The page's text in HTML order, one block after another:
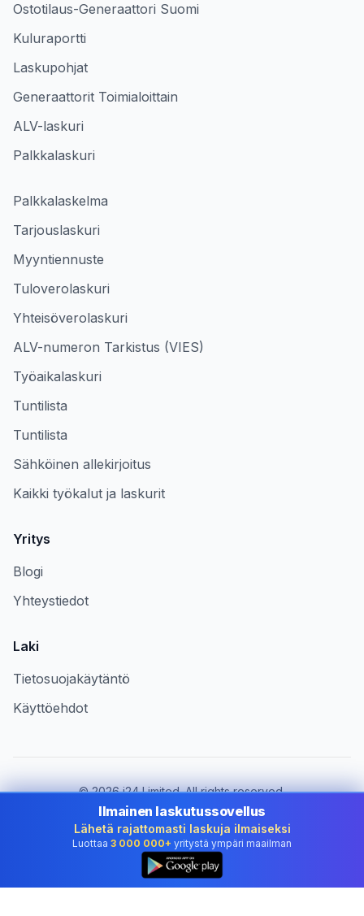
Ostotilaus-Generaattori Suomi
Kuluraportti
Laskupohjat
Generaattorit Toimialoittain
ALV-laskuri
Palkkalaskuri
Palkkalaskelma
Tarjouslaskuri
Myyntiennuste
Tuloverolaskuri
Yhteisöverolaskuri
ALV-numeron Tarkistus (VIES)
Työaikalaskuri
Tuntilista
Tuntilista
Sähköinen allekirjoitus
Kaikki työkalut ja laskurit
Yritys
Blogi
Yhteystiedot
Laki
Tietosuojakäytäntö
Käyttöehdot
©2026i24 Limited. All rights reserved.
Palvelemme yrityksiä maassa Finland
Vaihda maa:
Finland
Ilmainen laskutussovellus
Lähetä rajattomasti laskuja ilmaiseksi
Luottaa 3 000 000+ yritystä ympäri maailman